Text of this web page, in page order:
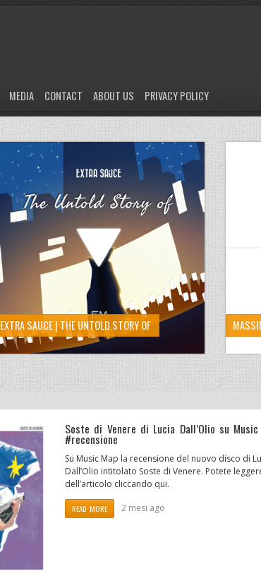
MEDIA CONTACT ABOUT US PRIVACY POLICY
EXTRA SAUCE | THE UNTOLD STORY OF
Soste di Venere di Lucia Dall’Olio su
#recensione
Su Music Map la recensione del nuovo disco di
Dall’Olio intitolato Soste di Venere. Potete
dell’articolo cliccando qui.
READ MORE 2 mesi ago